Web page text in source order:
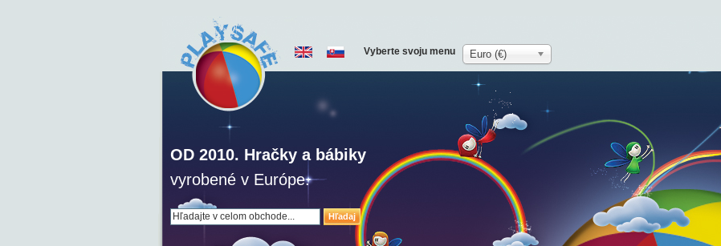
Hľadaj
OD 2010. Hračky a bábiky
vyrobené v Európe.
Vyberte svoju menu Euro (€)